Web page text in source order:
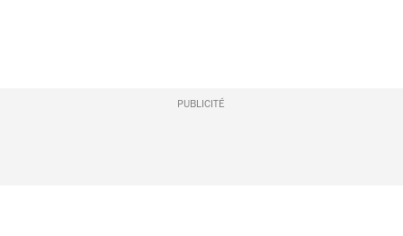
PUBLICITÉ